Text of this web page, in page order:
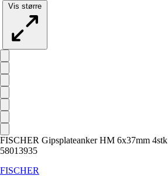
Vis større
FISCHER Gipsplateanker HM 6x37mm 4stk
58013935
FISCHER